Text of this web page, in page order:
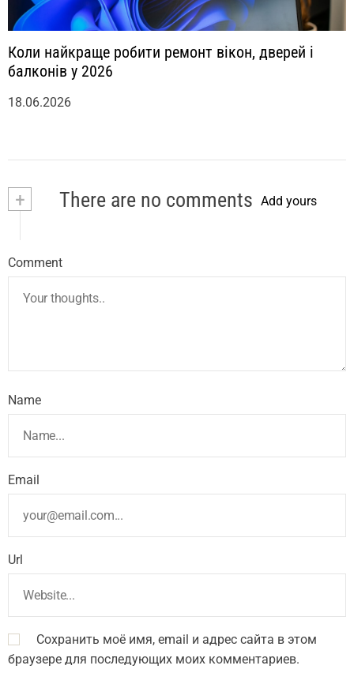
Коли найкраще робити ремонт вікон, дверей і
балконів у 2026
18.06.2026
+ There are no comments Add yours
Comment
Name
Email
Url
Сохранить моё имя, email и адрес сайта в этом
браузере для последующих моих комментариев.